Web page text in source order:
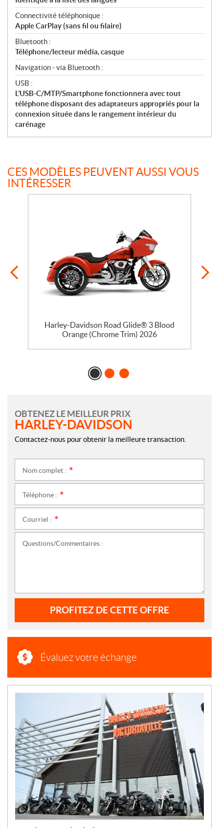
Connectivité téléphonique :
Apple CarPlay (sans fil ou filaire)
Bluetooth :
Téléphone/lecteur média, casque
Navigation - via Bluetooth :
USB :
L’USB-C/MTP/Smartphone fonctionnera avec tout
téléphone disposant des adaptateurs appropriés pour la
connexion située dans le rangement intérieur du
carénage
CES MODÈLES PEUVENT AUSSI VOUS
INTÉRESSER
Harley-Davidson Road Glide® 3 Blood
Orange (Chrome Trim) 2026
OBTENEZ LE MEILLEUR PRIX
HARLEY-DAVIDSON
Contactez-nous pour obtenir la meilleure transaction.
Nom complet :
Téléphone :
Courriel :
Questions/Commentaires :
PROFITEZ DE CETTE OFFRE
Évaluez votre échange
U
V
E
L
L
E